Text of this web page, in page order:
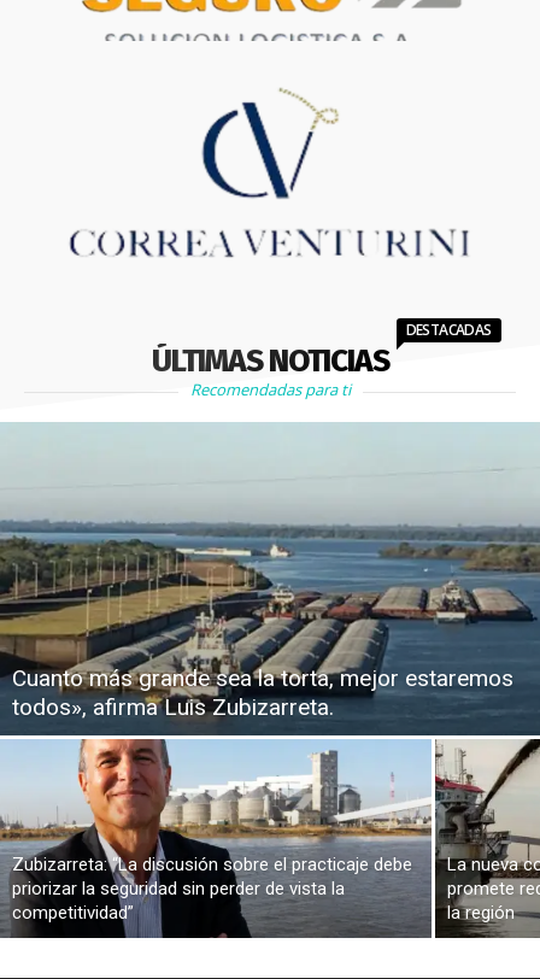
ÚLTIMAS NOTICIAS
DESTACADAS
Recomendadas para ti
Cuanto más grande sea la torta, mejor estaremos
todos», afirma Luis Zubizarreta.
Zubizarreta: “La discusión sobre el practicaje debe
priorizar la seguridad sin perder de vista la
competitividad”
La nueva
promete
la región